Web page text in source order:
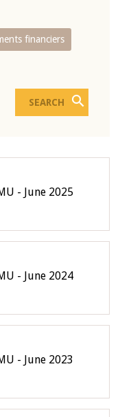
financiers
- June 2025
- June 2024
- June 2023